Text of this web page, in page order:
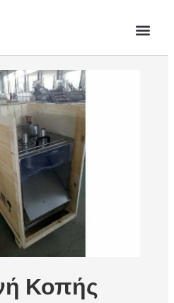
Κοπής